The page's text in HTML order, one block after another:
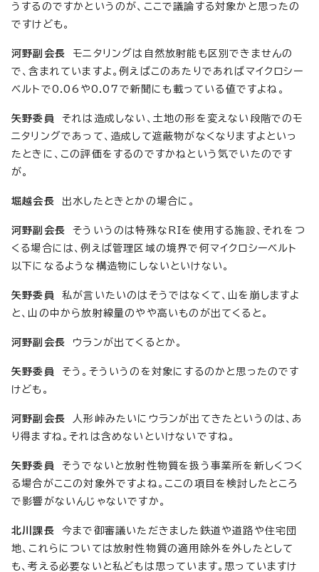
うするのですかというのが、ここで議論する対象かと思ったの
ですけども。
河野副会長 モニタリングは自然放射能も区別できませんの
で、含まれていますよ。例えばこのあたりであればマイクロシー
ベルトで0.06や0.07で新聞にも載っている値ですよね。
矢野委員 それは造成しない、土地の形を変えない段階でのモ
ニタリングであって、造成して遮蔽物がなくなりますよといっ
たときに、この評価をするのですかねという気でいたのです
が。
堀越会長 出水したときとかの場合に。
河野副会長そういうのは特殊なRIを使用する施設、それをつ
くる場合には、例えば管理区域の境界で何マイクロシーベルト
以下になるような構造物にしないといけない。
矢野委員 私が言いたいのはそうではなくて、山を崩しますよ
と、山の中から放射線量のやや高いものが出てくると。
河野副会長 ウランが出てくるとか。
矢野委員 そう。そういうのを対象にするのかと思ったのです
けども。
河野副会長
人形峠みたいにウランが出てきたというのは、あ
り得ますね。それは含めないといけないですね。
矢野委員 そうでないと放射性物質を扱う事業所を新しくつく
る場合がここの対象外ですよね。ここの項目を検討したところ
で影響がないんじゃないですか。
北川課長 今まで御審議いただきました鉄道や道路や住宅団
地、これらについては放射性物質の適用除外を外したとして
も、考える必要ないと私どもは思っています。思っていますけ